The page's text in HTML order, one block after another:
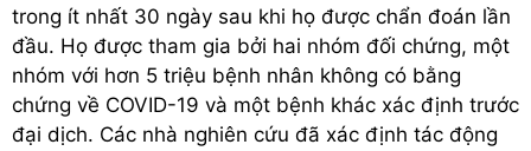
trong ít nhất 30 ngày sau khi họ được chẩn đoán lần
đầu. Họ được tham gia bởi hai nhóm đối chứng, một
nhóm với hơn 5 triệu bệnh nhân không có bằng
chứng về COVID-19 và một bệnh khác xác định trước
đại dịch. Các nhà nghiên cứu đã xác định tác động